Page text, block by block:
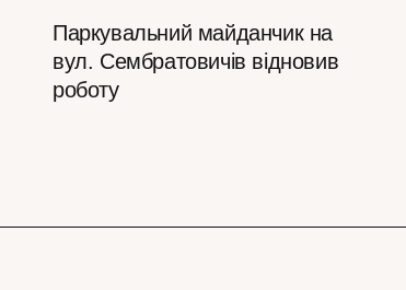
Паркувальний майданчик на
вул. Сембратовичів відновив
роботу